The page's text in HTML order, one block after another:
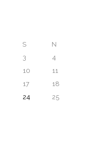
S
N
3
4
10
11
17
18
24
25